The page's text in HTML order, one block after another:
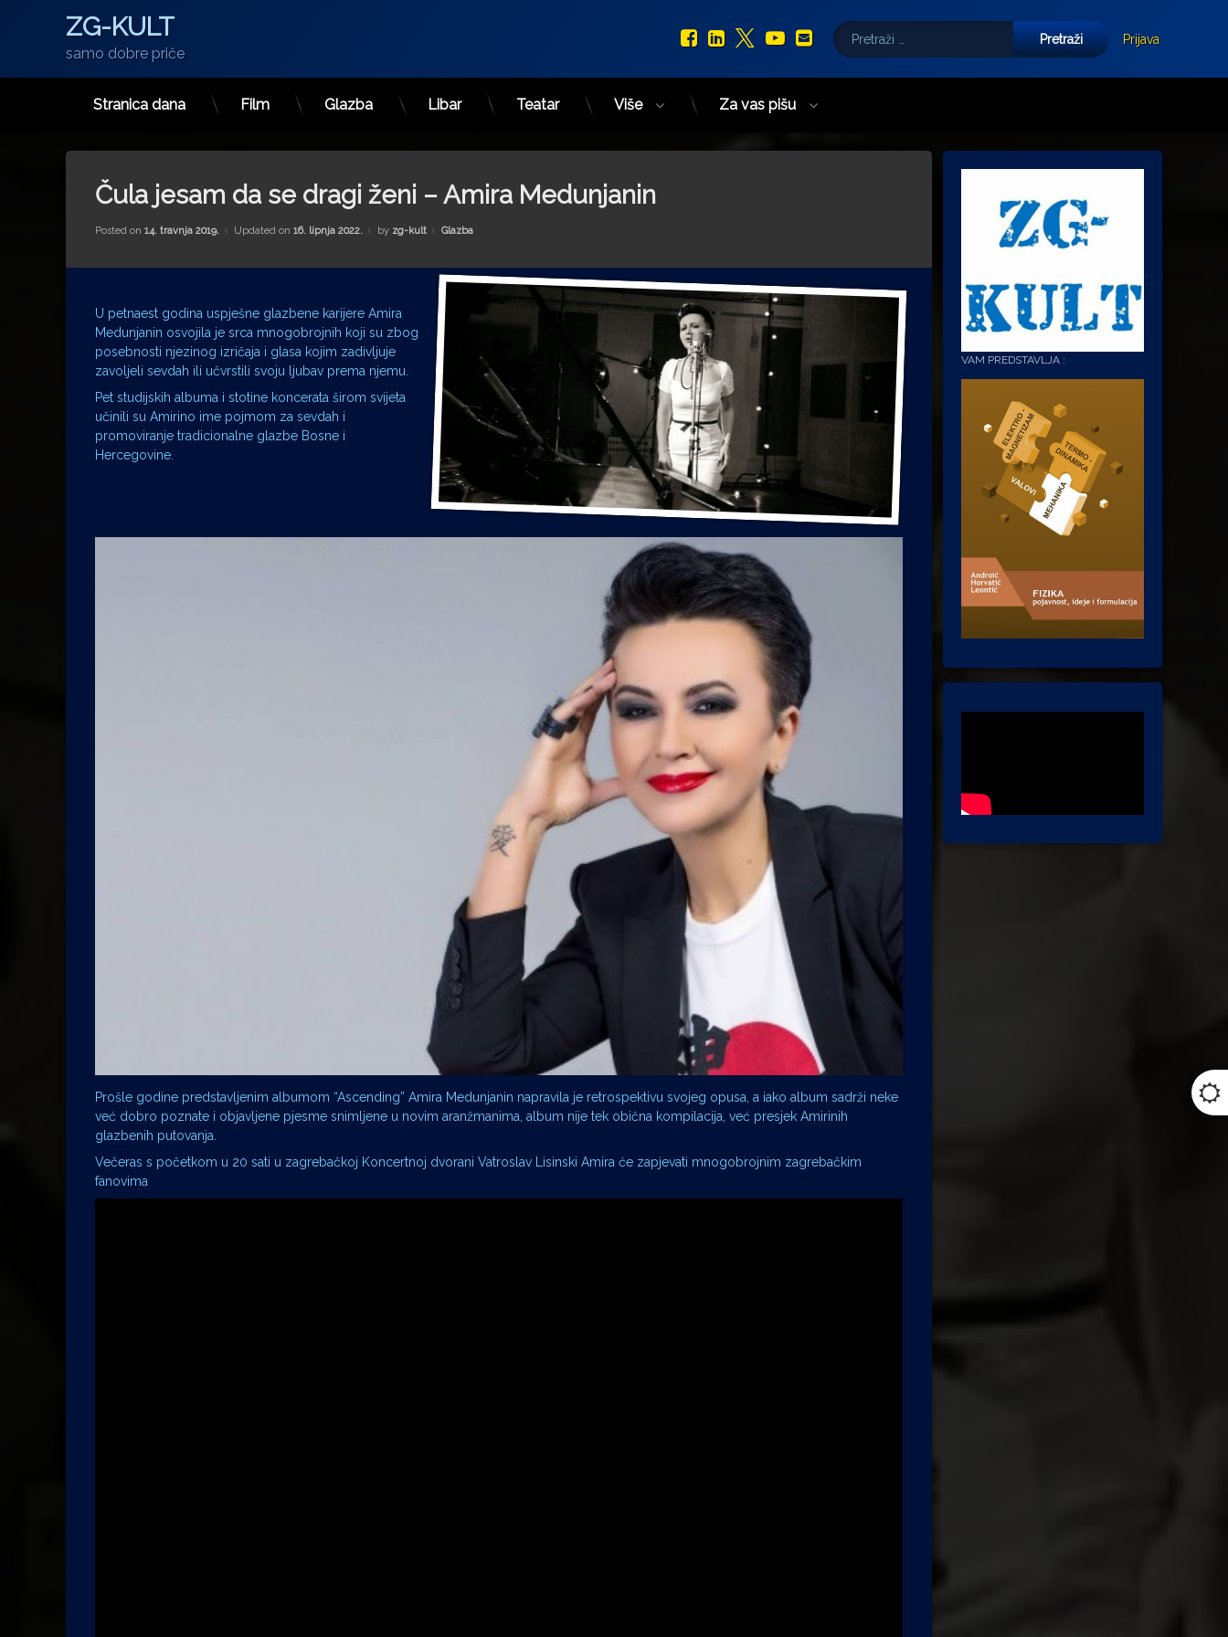
ZG-KULT
samo dobre priče
Facebook
LinkedIn
X.com
YouTube
E-mail
Pretraži:
Prijava
Stranica dana Film Glazba Libar Teatar Više Za vas pišu
Čula jesam da se dragi ženi – Amira Medunjanin
Posted on 14. travnja 2019. Updated on 16. lipnja 2022. by zg-kult Kategorije:
Glazba
U petnaest godina uspješne glazbene karijere Amira
Medunjanin osvojila je srca mnogobrojnih koji su zbog
posebnosti njezinog izričaja i glasa kojim zadivljuje
zavoljeli sevdah ili učvrstili svoju ljubav prema njemu.
Pet studijskih albuma i stotine koncerata širom svijeta
učinili su Amirino ime pojmom za sevdah i
promoviranje tradicionalne glazbe Bosne i
Hercegovine.
Prošle godine predstavljenim albumom “Ascending” Amira Medunjanin napravila je retrospektivu svojeg opusa, a iako album sadrži neke
već dobro poznate i objavljene pjesme snimljene u novim aranžmanima, album nije tek obična kompilacija, već presjek Amirinih
glazbenih putovanja.
Večeras s početkom u 20 sati u zagrebačkoj Koncertnoj dvorani Vatroslav Lisinski Amira će zapjevati mnogobrojnim zagrebačkim
fanovima
VAM PREDSTAVLJA :